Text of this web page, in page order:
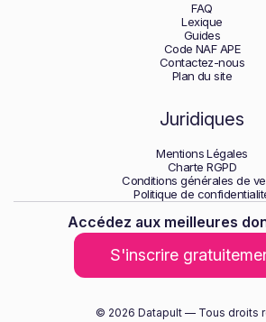
FAQ
Lexique
Guides
Code NAF APE
Contactez-nous
Plan du site
Juridiques
Mentions Légales
Charte RGPD
Conditions générales de
Politique de
Accédez aux meilleures
S'inscrire
© 2026 Datapult — Tous droits